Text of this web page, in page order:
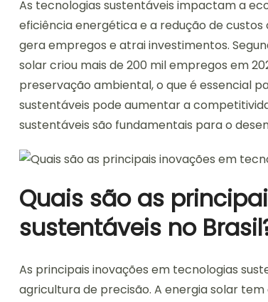
As tecnologias sustentáveis impactam a
eficiência energética e a redução de custos
gera empregos e atrai investimentos.
solar criou mais de 200 mil empregos em
preservação ambiental, o que é essencial
sustentáveis pode aumentar a
sustentáveis são fundamentais para o
Quais são as
sustentáveis no
As principais inovações em tecnologias
agricultura de precisão. A energia solar